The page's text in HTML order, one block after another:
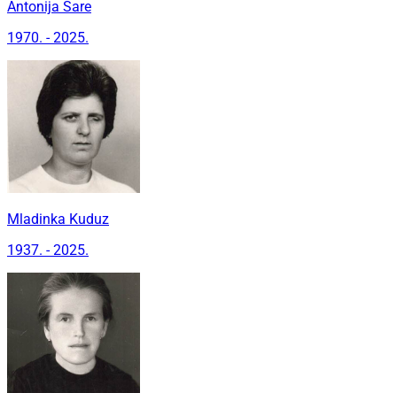
Antonija Šare
1970. - 2025.
Mladinka Kuduz
1937. - 2025.